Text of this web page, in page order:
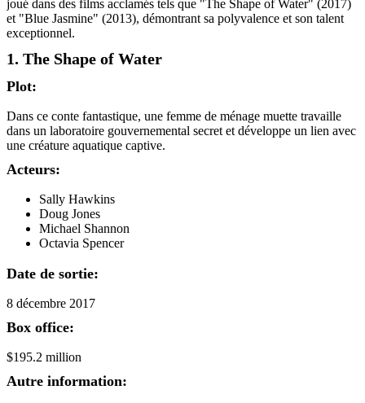
joué dans des films acclamés tels que "The Shape of Water" (2017)
et "Blue Jasmine" (2013), démontrant sa polyvalence et son talent
exceptionnel.
1. The Shape of Water
Plot:
Dans ce conte fantastique, une femme de ménage muette travaille
dans un laboratoire gouvernemental secret et développe un lien avec
une créature aquatique captive.
Acteurs:
Sally Hawkins
Doug Jones
Michael Shannon
Octavia Spencer
Date de sortie:
8 décembre 2017
Box office:
$195.2 million
Autre information: